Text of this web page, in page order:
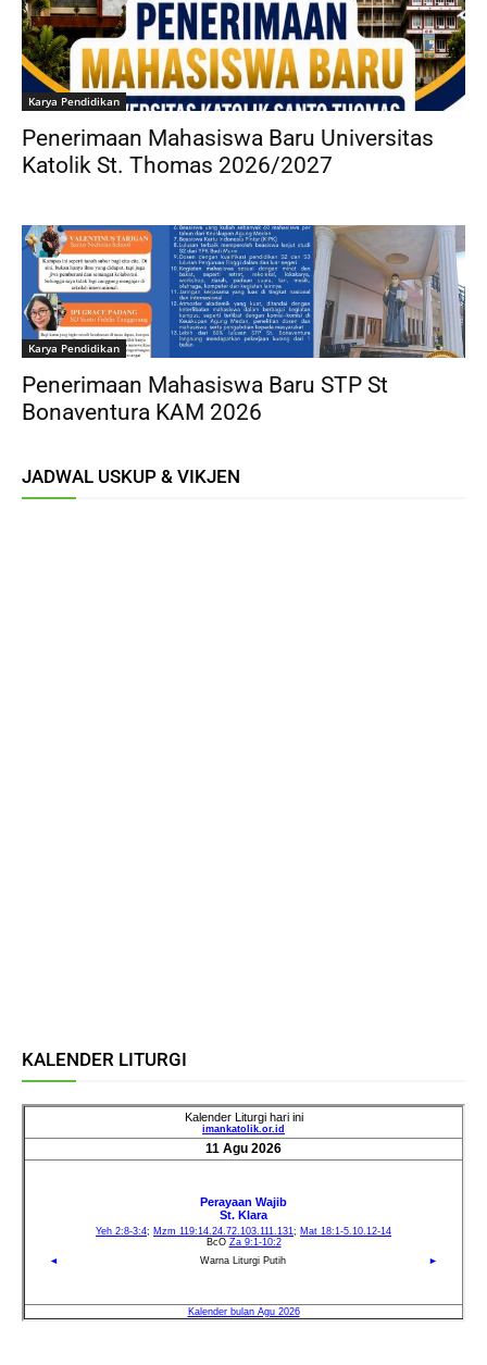
Karya Pendidikan
Penerimaan Mahasiswa Baru Universitas
Katolik St. Thomas 2026/2027
Karya Pendidikan
Penerimaan Mahasiswa Baru STP St
Bonaventura KAM 2026